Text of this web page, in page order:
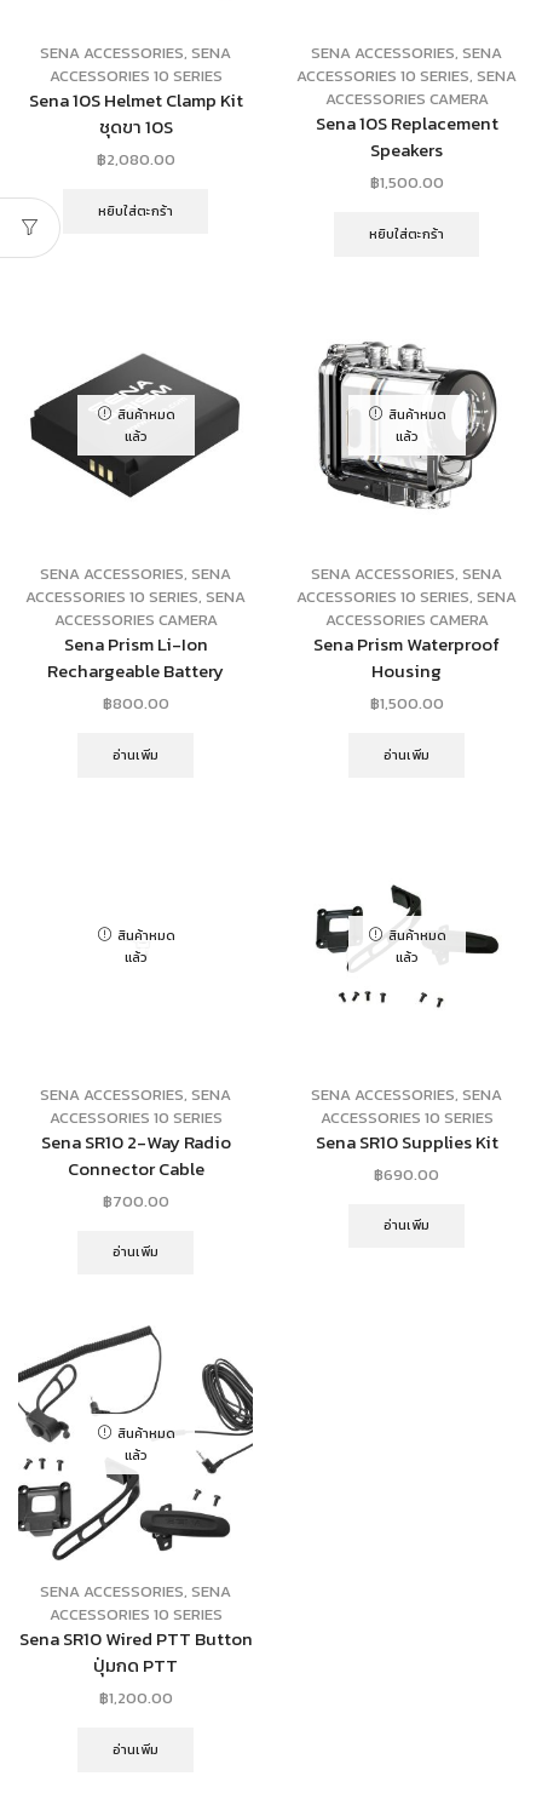
SENA ACCESSORIES, SENA
ACCESSORIES 10 SERIES
Sena 10S Helmet Clamp Kit
ชุดขา 10S
฿2,080.00
หยิบใส่ตะกร้า
SENA ACCESSORIES, SENA
ACCESSORIES 10 SERIES, SENA
ACCESSORIES CAMERA
Sena 10S Replacement
Speakers
฿1,500.00
หยิบใส่ตะกร้า
สินค้าหมด
แล้ว
SENA ACCESSORIES, SENA
ACCESSORIES 10 SERIES, SENA
ACCESSORIES CAMERA
Sena Prism Li-Ion
Rechargeable Battery
฿800.00
อ่านเพิ่ม
สินค้าหมด
แล้ว
SENA ACCESSORIES, SENA
ACCESSORIES 10 SERIES, SENA
ACCESSORIES CAMERA
Sena Prism Waterproof
Housing
฿1,500.00
อ่านเพิ่ม
สินค้าหมด
แล้ว
SENA ACCESSORIES, SENA
ACCESSORIES 10 SERIES
Sena SR10 2-Way Radio
Connector Cable
฿700.00
อ่านเพิ่ม
สินค้าหมด
แล้ว
SENA ACCESSORIES, SENA
ACCESSORIES 10 SERIES
Sena SR10 Supplies Kit
฿690.00
อ่านเพิ่ม
สินค้าหมด
แล้ว
SENA ACCESSORIES, SENA
ACCESSORIES 10 SERIES
Sena SR10 Wired PTT Button
ปุ่มกด PTT
฿1,200.00
อ่านเพิ่ม